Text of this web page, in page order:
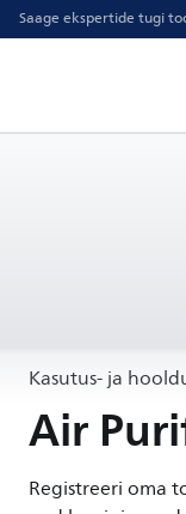
Saage ekspertide tugi
Kasutus- ja
Air
Registreeri oma